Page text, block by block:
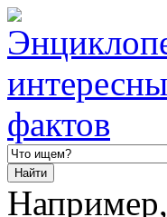
Например,